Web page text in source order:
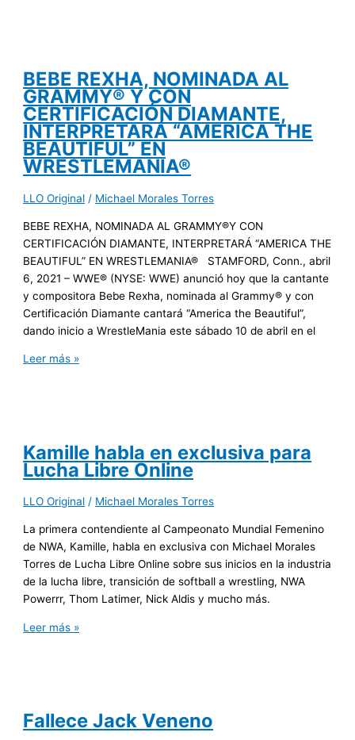
BEBE REXHA, NOMINADA AL
GRAMMY® Y CON
CERTIFICACIÓN DIAMANTE,
INTERPRETARÁ “AMERICA THE
BEAUTIFUL” EN
WRESTLEMANIA®
LLO Original / Michael Morales Torres
BEBE REXHA, NOMINADA AL GRAMMY®Y CON
CERTIFICACIÓN DIAMANTE, INTERPRETARÁ “AMERICA THE
BEAUTIFUL” EN WRESTLEMANIA® STAMFORD, Conn., abril
6, 2021 – WWE® (NYSE: WWE) anunció hoy que la cantante
y compositora Bebe Rexha, nominada al Grammy® y con
Certificación Diamante cantará “America the Beautiful”,
dando inicio a WrestleMania este sábado 10 de abril en el
Leer más »
Kamille habla en exclusiva para
Lucha Libre Online
LLO Original / Michael Morales Torres
La primera contendiente al Campeonato Mundial Femenino
de NWA, Kamille, habla en exclusiva con Michael Morales
Torres de Lucha Libre Online sobre sus inicios en la industria
de la lucha libre, transición de softball a wrestling, NWA
Powerrr, Thom Latimer, Nick Aldis y mucho más.
Leer más »
Fallece Jack Veneno